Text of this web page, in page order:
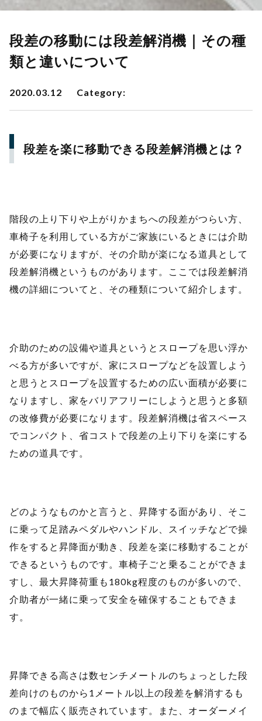
段差の移動には段差解消機｜その種
類と違いについて
2020.03.12 Category:
段差を楽に移動できる段差解消機とは？
階段の上り下りや上がりかまちへの段差がつらい方、
車椅子を利用している方がご家族にいるときには介助
が必要になりますが、その介助が楽になる道具として
段差解消機というものがあります。ここでは段差解消
機の詳細についてと、その種類について紹介します。
介助のための設備や道具というとスロープを思い浮か
べる方が多いですが、家にスロープなどを設置しよう
と思うとスロープを設置するための広い面積が必要に
なりますし、家をバリアフリーにしようと思うと多額
の改修費が必要になります。段差解消機は省スペース
でコンパクト、省コストで段差の上り下りを楽にする
ための道具です。
どのようなものかと言うと、昇降する面があり、そこ
に乗って足踏みペダルやハンドル、スイッチなどで操
作をすると昇降面が動き、段差を楽に移動することが
できるというものです。車椅子ごと乗ることができま
すし、最大昇降荷重も180kg程度のものが多いので、
介助者が一緒に乗って安全を確保することもできま
す。
昇降できる高さは数センチメートルのちょっとした段
差向けのものから1メートル以上の段差を解消するも
のまで幅広く販売されています。また、オーダーメイ